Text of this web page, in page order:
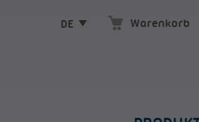
DE Warenkorb